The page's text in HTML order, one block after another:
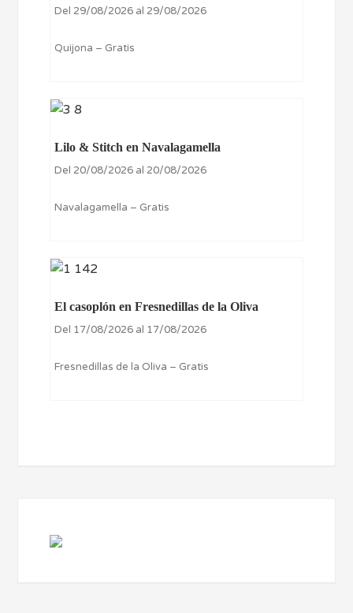
Del 29/08/2026 al 29/08/2026
Quijona – Gratis
Lilo & Stitch en Navalagamella
Del 20/08/2026 al 20/08/2026
Navalagamella – Gratis
El casoplón en Fresnedillas de la Oliva
Del 17/08/2026 al 17/08/2026
Fresnedillas de la Oliva – Gratis